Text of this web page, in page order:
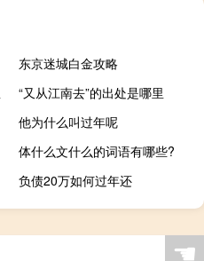
东京迷城白金攻略
“又从江南去”的出处是哪里
他为什么叫过年呢
体什么文什么的词语有哪些?
负债20万如何过年还
☚